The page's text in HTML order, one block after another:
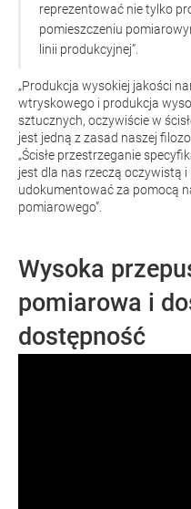
reprezentować nie tylko
pomieszczeniu
linii produkcyjnej”.
„Produkcja wysokiej jakości
wtryskowego i produkcja
sztucznych, oczywiście w
jest jedną z zasad naszej
„Ścisłe przestrzeganie
jest dla nas rzeczą oczywistą
udokumentować za pomocą
pomiarowego”.
Wysoka
pomiarowa i
dostępność